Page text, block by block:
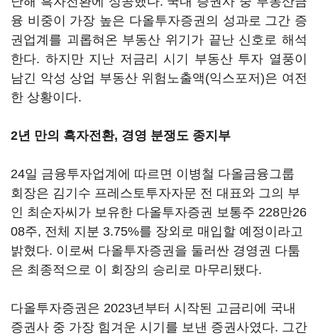
융 비중이 가장 높은 다올투자증권의 성과로 그간 증
권업계를 괴롭혀온 부동산 위기가 끝난 신호로 해석
한다. 하지만 지난 저금리 시기 부동산 투자 열풍이
남긴 악성 상업 부동산 위험노출액(익스포저)은 여전
한 상황이다.
2년 만의 흑자전환, 경영 분쟁도 종지부
24일 금융투자업계에 따르면 이병철 다올금융그룹
회장은 김기수 프레스토투자자문 전 대표와 그의 부
인 최순자씨가 보유한 다올투자증권 보통주 228만26
08주, 전체 지분 3.75%를 장외로 매입할 예정이라고
밝혔다. 이로써 다올투자증권을 둘러싼 경영권 다툼
은 최종적으로 이 회장의 승리로 마무리됐다.
다올투자증권은 2023년부터 시작된 고금리에 국내
증권사 중 가장 힘겨운 시기를 보낸 증권사였다. 그간